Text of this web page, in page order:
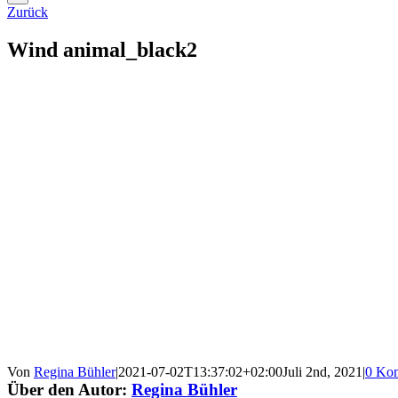
Zurück
Wind animal_black2
Von Regina Bühler|2021-07-02T13:37:02+02:00Juli 2nd, 2021 |0
Über den Autor: Regina Bühler